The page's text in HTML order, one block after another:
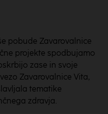
pobude Zavarovalnice
projekte spodbujamo
zase in svoje
Zavarovalnice Vita,
tematike
zdravja.